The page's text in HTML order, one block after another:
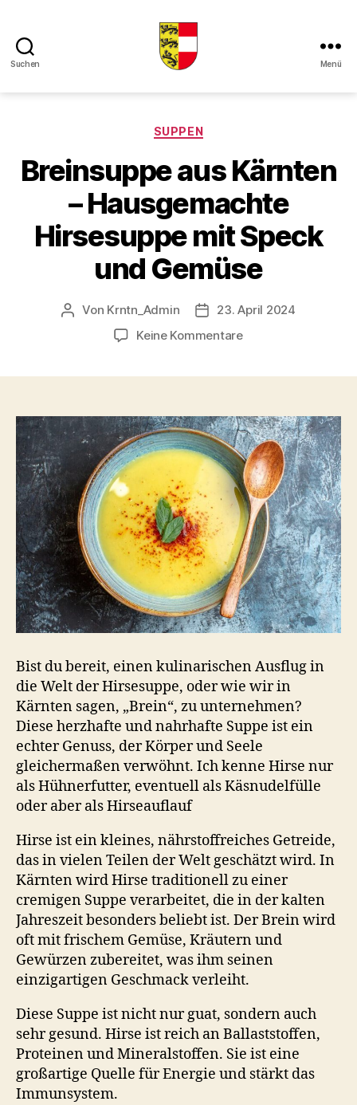
Suchen
Kueche
Menü
Kategorien
SUPPEN
Breinsuppe aus Kärnten
– Hausgemachte
Hirsesuppe mit Speck
und Gemüse
Beitragsautor
Von Krntn_Admin Veröffentlichungsdatum
23. April 2024
Keine Kommentarezu
Hausgemachte
Hirsesuppe
mit
Speck
und
Gemüse
Bist du bereit, einen kulinarischen Ausflug in
die Welt der Hirsesuppe, oder wie wir in
Kärnten sagen, „Brein“, zu unternehmen?
Diese herzhafte und nahrhafte Suppe ist ein
echter Genuss, der Körper und Seele
gleichermaßen verwöhnt. Ich kenne Hirse nur
als Hühnerfutter, eventuell als Käsnudelfülle
oder aber als Hirseauflauf
Hirse ist ein kleines, nährstoffreiches Getreide,
das in vielen Teilen der Welt geschätzt wird. In
Kärnten wird Hirse traditionell zu einer
cremigen Suppe verarbeitet, die in der kalten
Jahreszeit besonders beliebt ist. Der Brein wird
oft mit frischem Gemüse, Kräutern und
Gewürzen zubereitet, was ihm seinen
einzigartigen Geschmack verleiht.
Diese Suppe ist nicht nur guat, sondern auch
sehr gesund. Hirse ist reich an Ballaststoffen,
Proteinen und Mineralstoffen. Sie ist eine
großartige Quelle für Energie und stärkt das
Immunsystem.